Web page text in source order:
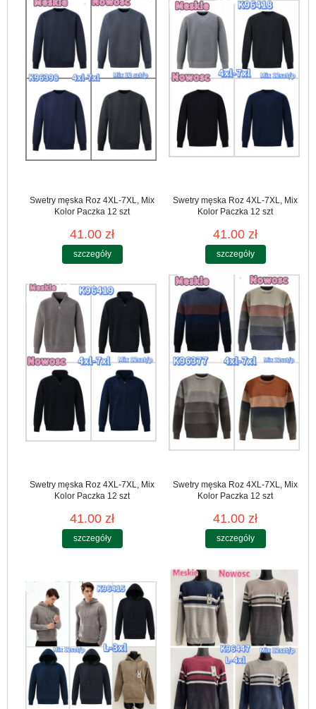
Swetry męska Roz 4XL-7XL, Mix
Kolor Paczka 12 szt
41.00 zł
szczegóły
Swetry męska Roz 4XL-7XL, Mix
Kolor Paczka 12 szt
41.00 zł
szczegóły
Swetry męska Roz 4XL-7XL, Mix
Kolor Paczka 12 szt
41.00 zł
szczegóły
Swetry męska Roz 4XL-7XL, Mix
Kolor Paczka 12 szt
41.00 zł
szczegóły